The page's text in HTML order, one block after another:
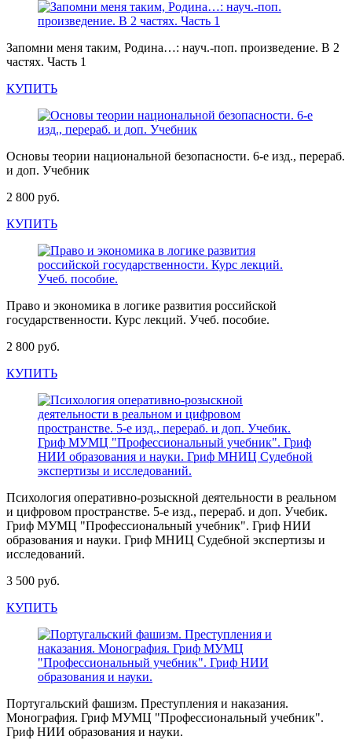
Запомни меня таким, Родина…: науч.-поп. произведение. В 2
частях. Часть 1
КУПИТЬ
Основы теории национальной безопасности. 6-е изд., перераб.
и доп. Учебник
2 800 руб.
КУПИТЬ
Право и экономика в логике развития российской
государственности. Курс лекций. Учеб. пособие.
2 800 руб.
КУПИТЬ
Психология оперативно-розыскной деятельности в реальном
и цифровом пространстве. 5-е изд., перераб. и доп. Учебик.
Гриф МУМЦ "Профессиональный учебник". Гриф НИИ
образования и науки. Гриф МНИЦ Судебной экспертизы и
исследований.
3 500 руб.
КУПИТЬ
Португальский фашизм. Преступления и наказания.
Монография. Гриф МУМЦ "Профессиональный учебник".
Гриф НИИ образования и науки.